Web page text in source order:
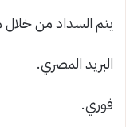
يتم السداد من خلال
البريد المصري.
فوري.